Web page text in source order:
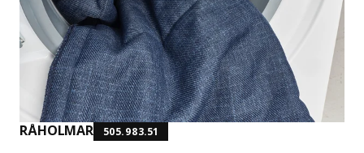
RÅHOLMAR 505.983.51